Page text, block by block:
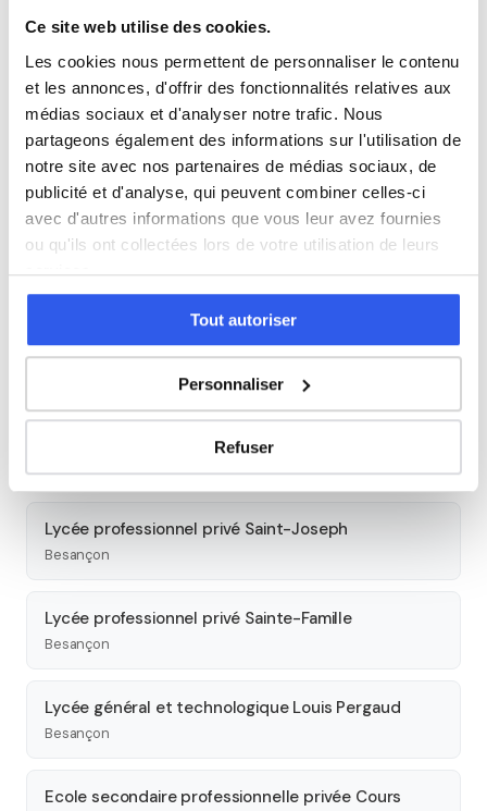
Ce site web utilise des cookies.
Les cookies nous permettent de personnaliser le contenu
et les annonces, d'offrir des fonctionnalités relatives aux
médias sociaux et d'analyser notre trafic. Nous
partageons également des informations sur l'utilisation de
notre site avec nos partenaires de médias sociaux, de
publicité et d'analyse, qui peuvent combiner celles-ci
avec d'autres informations que vous leur avez fournies
ou qu'ils ont collectées lors de votre utilisation de leurs
services.
Tout autoriser
Personnaliser
Refuser
Histoire
Cours par niveau
Seconde Première Terminale
Études supérieures
Tous les cours particuliers à Besançon
Découvrez l'ensemble de notre offre à Besançon :Voir
tous les cours à Besançon →
Autres lycées à proximité
Lycée polyvalent Jules Haag
Lycée professionnel privé Saint-Joseph
Besançon
Lycée professionnel privé Sainte-Famille
Besançon
Lycée général et technologique Louis Pergaud
Besançon
Ecole secondaire professionnelle privée Cours